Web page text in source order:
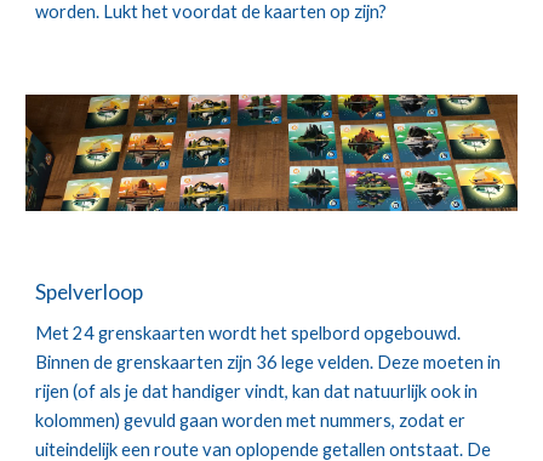
worden. Lukt het voordat de kaarten op zijn?
Spelverloop
Met 24 grenskaarten wordt het spelbord opgebouwd.
Binnen de grenskaarten zijn 36 lege velden. Deze moeten in
rijen (of als je dat handiger vindt, kan dat natuurlijk ook in
kolommen) gevuld gaan worden met nummers, zodat er
uiteindelijk een route van oplopende getallen ontstaat. De